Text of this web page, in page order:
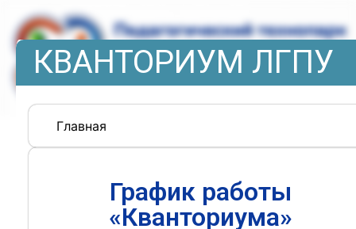
КВАНТОРИУМ ЛГПУ
Главная
График работы
«Кванториума»